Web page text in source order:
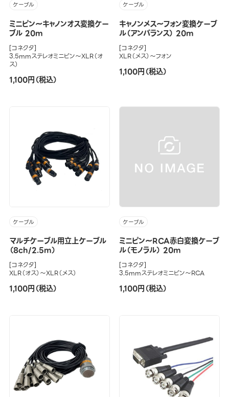
ケーブル
ミニピン～キャノンオス変換ケー
ブル 20m
[コネクタ]
3.5mmステレオミニピン～XLR（オ
ス）
1,100円（税込）
ケーブル
キャノンメス～フォン変換ケーブ
ル（アンバランス） 20m
[コネクタ]
XLR（メス）～フォン
1,100円（税込）
ケーブル
マルチケーブル用立上ケーブル
（8ch/2.5m）
[コネクタ]
XLR（オス）～XLR（メス）
1,100円（税込）
ケーブル
ミニピン～RCA赤白変換ケーブ
ル（モノラル） 20m
[コネクタ]
3.5mmステレオミニピン～RCA
1,100円（税込）